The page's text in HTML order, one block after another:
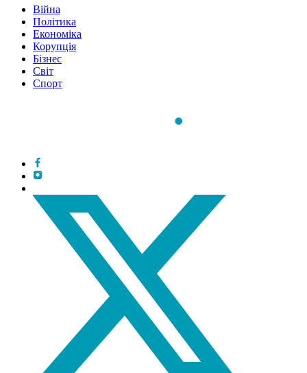
Війна
Політика
Економіка
Корупція
Бізнес
Світ
Спорт